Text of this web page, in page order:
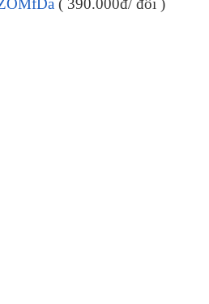
( 390.000đ/ đôi )